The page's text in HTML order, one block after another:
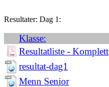
Resultater: Dag 1:
Klasse:
Resultatliste - Komplett
resultat-dag1
Menn Senior